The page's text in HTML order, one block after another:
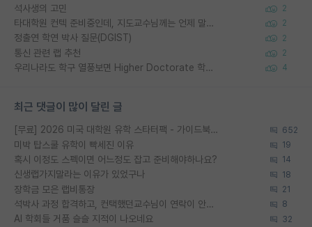
석사생의 고민 2
타대학원 컨텍 준비중인데, 지도교수님께는 언제 말씀드려야 할까요? 2
정출연 학연 박사 질문(DGIST) 2
통신 관련 랩 추천 2
우리나라도 학구 열풍보면 Higher Doctorate 학위가 필요하다고 봅니다. 4
최근 댓글이 많이 달린 글
[무료] 2026 미국 대학원 유학 스타터팩 - 가이드북 & 합격자 컨택메일 템플릿 652
미박 탑스쿨 유학이 빡세진 이유 19
혹시 이정도 스펙이면 어느정도 잡고 준비해야하나요? 14
신생랩가지말라는 이유가 있었구나 18
장학금 모은 랩비통장 21
석박사 과정 합격하고, 컨택했던교수님이 연락이 안됩니다... 8
AI 학회들 거품 슬슬 지적이 나오네요 32